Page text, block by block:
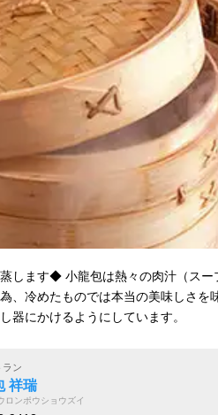
します◆ 小龍包は熱々の肉汁（スー
、冷めたものでは本当の美味しさを
器にかけるようにしています。
ラン
祥瑞
ロンポウショウズイ